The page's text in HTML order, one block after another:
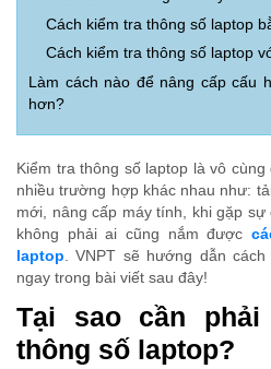
Cách kiểm tra thông số laptop
Cách kiểm tra thông số laptop
Làm cách nào để nâng cấp cấu
hơn?
Kiểm tra thông số laptop là vô
nhiều trường hợp khác nhau như:
mới, nâng cấp máy tính, khi gặp sự
không phải ai cũng nắm được
laptop . VNPT sẽ hướng dẫn
ngay trong bài viết sau đây!
Tại sao cần
thông số laptop?